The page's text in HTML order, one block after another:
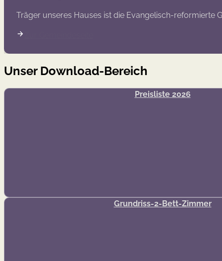
Träger unseres Hauses ist die Evangelisch-reformierte
Unser Download-Bereich
Preisliste 2026
Grundriss-2-Bett-Zimmer